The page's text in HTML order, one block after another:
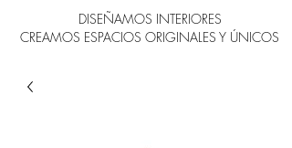
DISEÑAMOS INTERIORES
CREAMOS ESPACIOS ORIGINALES Y ÚNICOS